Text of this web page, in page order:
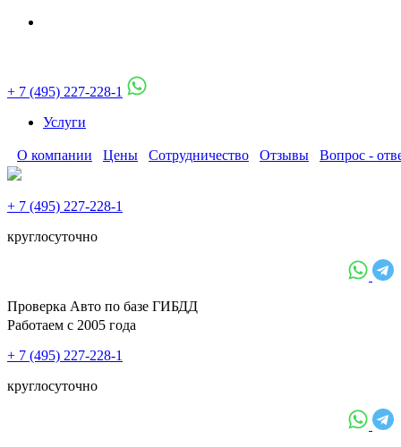
+ 7 (495) 227-228-1
Услуги
О компании Цены Сотрудничество Отзывы Вопрос -
+ 7 (495) 227-228-1
круглосуточно
Проверка Авто по базе ГИБДД
Работаем с 2005 года
+ 7 (495) 227-228-1
круглосуточно